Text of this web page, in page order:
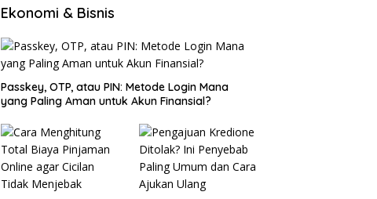
Ekonomi & Bisnis
Passkey, OTP, atau PIN: Metode Login Mana
yang Paling Aman untuk Akun Finansial?